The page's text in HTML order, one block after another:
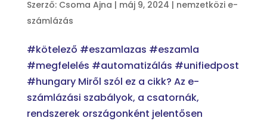
Szerző: Csoma Ajna | máj 9, 2024 | nemzetközi e-
számlázás
#kötelező #eszamlazas #eszamla
#megfelelés #automatizálás #unifiedpost
#hungary Miről szól ez a cikk? Az e-
számlázási szabályok, a csatornák,
rendszerek országonként jelentősen